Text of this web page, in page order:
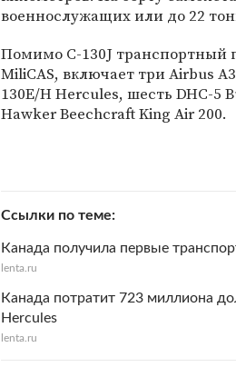
военнослужащих или до 22
Помимо C-130J
MiliCAS, включает три Airbus
130E/H Hercules, шесть DHC-5
Hawker Beechcraft King Air 200.
Ссылки по теме
Канада получила первые
lenta.ru
Канада потратит 723 миллиона
Hercules
lenta.ru